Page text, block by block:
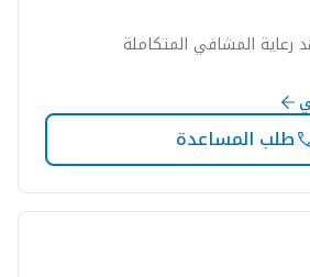
المشافي المتكاملة
طلب المساعدة